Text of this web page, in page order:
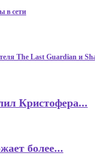
в сети
The Last Guardian и
Кристофера...
более...